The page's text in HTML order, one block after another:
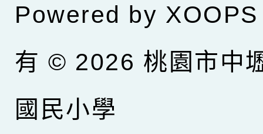
Powered by XOOPS
有 © 2026 桃園市中
國民小學